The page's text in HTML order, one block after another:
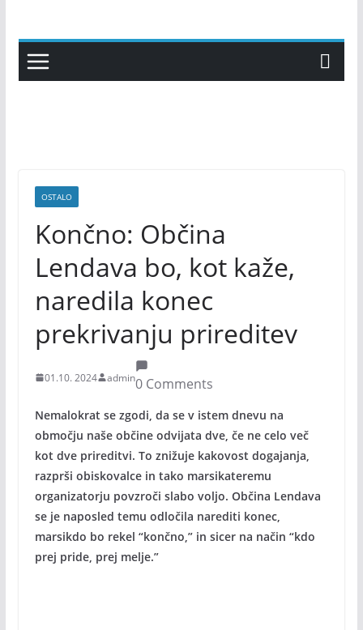
content
OSTALO
Končno: Občina
Lendava bo, kot kaže,
naredila konec
prekrivanju prireditev
01.10. 2024 admin0 Comments
Nemalokrat se zgodi, da se v istem dnevu na
območju naše občine odvijata dve, če ne celo več
kot dve prireditvi. To znižuje kakovost dogajanja,
razprši obiskovalce in tako marsikateremu
organizatorju povzroči slabo voljo. Občina Lendava
se je naposled temu odločila narediti konec,
marsikdo bo rekel “končno,” in sicer na način “kdo
prej pride, prej melje.”